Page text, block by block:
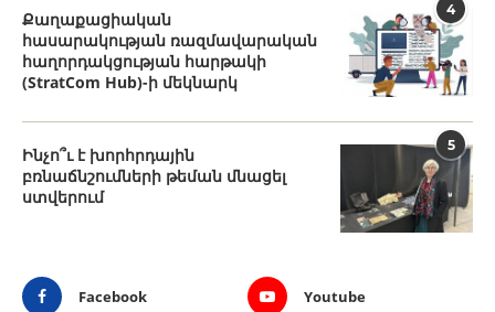
4
Քաղաքացիական
հասարակության ռազմավարական
հաղորդակցության հարթակի
(StratCom Hub)-ի մեկնարկ
5
Ինչո՞ւ է խորհրդային
բռնաճնշումների թեման մնացել
ստվերում
Facebook Youtube